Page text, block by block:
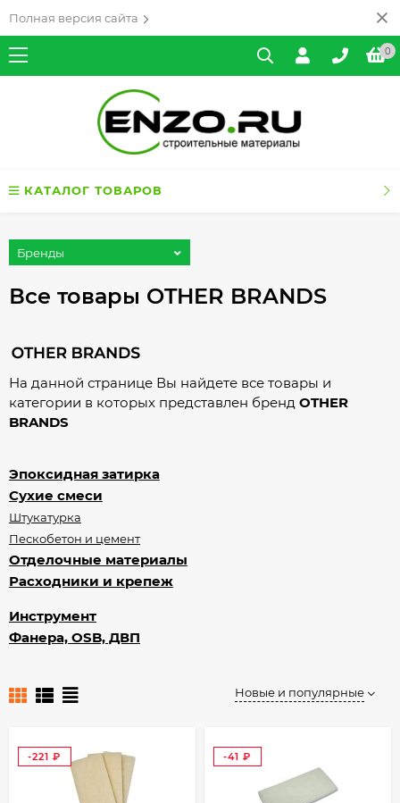
Полная версия сайта
0
КАТАЛОГ ТОВАРОВ
Бренды
Все товары OTHER BRANDS
На данной странице Вы найдете все товары и
категории в которых представлен бренд OTHER
BRANDS
Эпоксидная затирка
Сухие смеси
Штукатурка
Пескобетон и цемент
Отделочные материалы
Расходники и крепеж
Инструмент
Фанера, OSB, ДВП
Новые и популярные
-221
-41